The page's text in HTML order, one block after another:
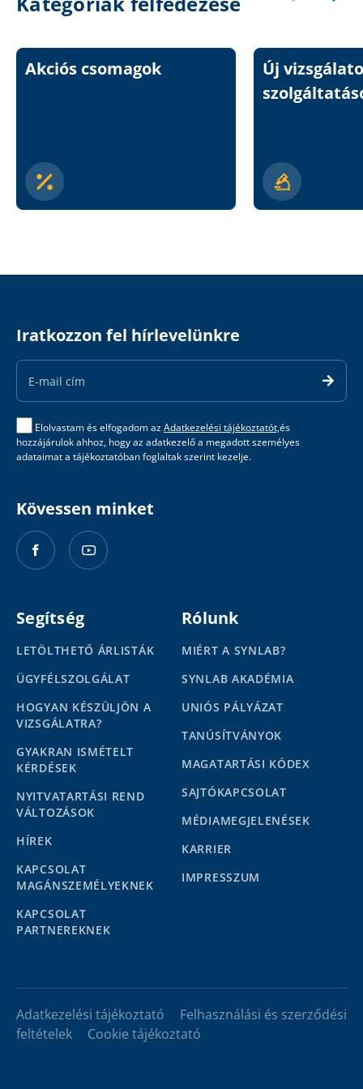
Akciós csomagok
Új
Iratkozzon fel hírlevelünkre
Email
Address
Elolvastam és elfogadom azAdatkezelési tájékoztatót,és
hozzájárulok ahhoz, hogy az adatkezelő a megadott személyes
adataimat a tájékoztatóban foglaltak szerint kezelje.
Kövessen minket
Segítség
LETÖLTHETŐ ÁRLISTÁK
ÜGYFÉLSZOLGÁLAT
HOGYAN KÉSZÜLJÖN A
VIZSGÁLATRA?
GYAKRAN ISMÉTELT
KÉRDÉSEK
NYITVATARTÁSI REND
VÁLTOZÁSOK
HÍREK
KAPCSOLAT
MAGÁNSZEMÉLYEKNEK
KAPCSOLAT
PARTNEREKNEK
Rólunk
MIÉRT A SYNLAB?
SYNLAB AKADÉMIA
UNIÓS PÁLYÁZAT
TANÚSÍTVÁNYOK
MAGATARTÁSI KÓDEX
SAJTÓKAPCSOLAT
MÉDIAMEGJELENÉSEK
KARRIER
IMPRESSZUM
Adatkezelési tájékoztató
Felhasználási és szerződési
feltételek
Cookie tájékoztató